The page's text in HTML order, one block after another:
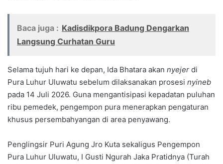
Baca juga : Kadisdikpora Badung Dengarkan
Langsung Curhatan Guru
Selama tujuh hari ke depan, Ida Bhatara akan nyejer di
Pura Luhur Uluwatu sebelum dilaksanakan prosesi nyineb
pada 14 Juli 2026. Guna mengantisipasi kepadatan puluhan
ribu pemedek, pengempon pura menerapkan pengaturan
khusus persembahyangan di area penyawang.
Penglingsir Puri Agung Jro Kuta sekaligus Pengempon
Pura Luhur Uluwatu, I Gusti Ngurah Jaka Pratidnya (Turah